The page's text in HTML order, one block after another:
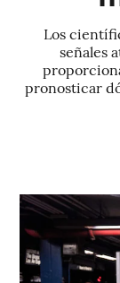
Los
señales
pronosticar